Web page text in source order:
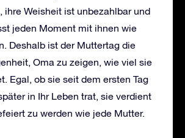
ihre Weisheit ist unbezahlbar und
jeden Moment mit ihnen wie
Deshalb ist der Muttertag die
Oma zu zeigen, wie viel sie
Egal, ob sie seit dem ersten Tag
in Ihr Leben trat, sie verdient
zu werden wie jede Mutter.